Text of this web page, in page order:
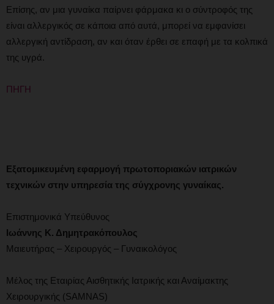
Επίσης, αν μια γυναίκα παίρνει φάρμακα κι ο σύντροφός της
είναι αλλεργικός σε κάποια από αυτά, μπορεί να εμφανίσει
αλλεργική αντίδραση, αν και όταν έρθει σε επαφή με τα κολπικά
της υγρά.
ΠΗΓΗ
Εξατομικευμένη εφαρμογή πρωτοποριακών ιατρικών
τεχνικών στην υπηρεσία της σύγχρονης γυναίκας.
Επιστημονικά Υπεύθυνος
Ιωάννης Κ. Δημητρακόπουλος
Μαιευτήρας – Χειρουργός – Γυναικολόγος
Μέλος της Εταιρίας Αισθητικής Ιατρικής και Αναίμακτης
Χειρουργικής (SAMNAS)